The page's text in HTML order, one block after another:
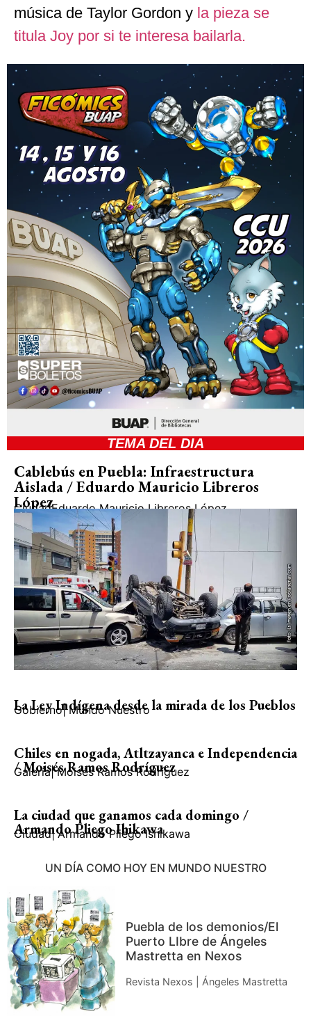
música de Taylor Gordon y la pieza se
titula Joy por si te interesa bailarla.
TEMA DEL DIA
Cablebús en Puebla: Infraestructura
Aislada / Eduardo Mauricio Libreros
López
CiudadEduardo Mauricio Libreros López
La Ley Indígena desde la mirada de los Pueblos
Gobierno| Mundo Nuestro
Chiles en nogada, Atltzayanca e Independencia
/ Moisés Ramos Rodríguez
Galería| Moisés Ramos Rodríguez
La ciudad que ganamos cada domingo /
Armando Pliego Ihikawa
Ciudad| Armando Pliego Ishikawa
UN DÍA COMO HOY EN MUNDO NUESTRO
Puebla de los demonios/El
Puerto LIbre de Ángeles
Mastretta en Nexos
Revista Nexos | Ángeles Mastretta